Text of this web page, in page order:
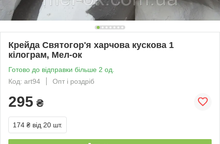
Крейда Святогор'я харчова кускова 1
кілограм, Мел-ок
Готово до відправки більше 2 од.
Код: art94
Опт і роздріб
295 ₴
174 ₴ від 20 шт.